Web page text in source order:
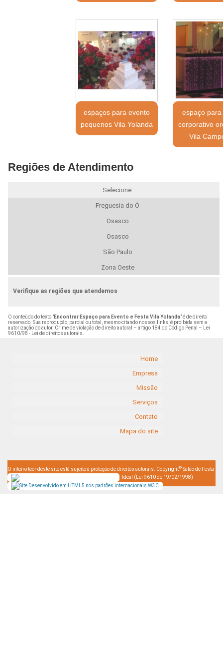
espaços para evento
pequenos Vila Yolanda
espaço
corporativo
Vila
Regiões de Atendimento
Selecione:
Freguesia do Ó
Osasco
Osasco
São Paulo
Zona Oeste
Verifique as regiões que atendemos
O conteúdo do texto "Encontrar Espaço para Evento e Festa Vila Yolanda" é de direito
reservado. Sua reprodução, parcial ou total, mesmo citando nossos links, é proibida sem a
autorização do autor. Crime de violação de direito autoral – artigo 184 do Código Penal –
Lei
9610/98 - Lei de direitos autorais
Home
Empresa
Missão
Serviços
Contato
Mapa do site
O inteiro teor deste site está sujeito à proteção de direitos autorais. Copyright© Salão de Festa
Ideal (Lei 9610 de 19/02/1998)